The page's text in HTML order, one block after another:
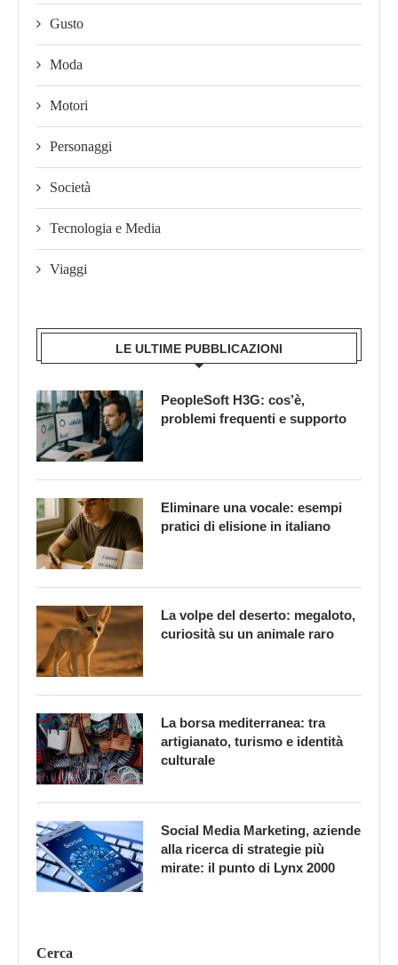
Gusto
Moda
Motori
Personaggi
Società
Tecnologia e Media
Viaggi
LE ULTIME PUBBLICAZIONI
PeopleSoft H3G: cos’è,
problemi frequenti e supporto
Eliminare una vocale: esempi
pratici di elisione in italiano
La volpe del deserto: megaloto,
curiosità su un animale raro
La borsa mediterranea: tra
artigianato, turismo e identità
culturale
Social Media Marketing, aziende
alla ricerca di strategie più
mirate: il punto di Lynx 2000
Cerca